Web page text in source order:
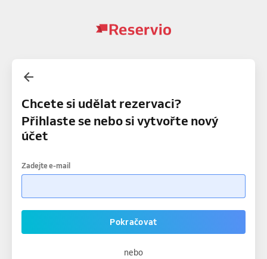
Chcete si udělat rezervaci?
Přihlaste se nebo si vytvořte nový
účet
Zadejte e-mail
Pokračovat
nebo